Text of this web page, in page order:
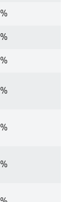
%
%
%
%
%
%